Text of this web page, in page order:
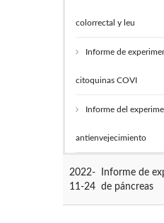
colorrectal y leu
Informe de
citoquinas COVI
Informe del
antienvejecimiento
2022-
11-24
Informe de
de páncreas